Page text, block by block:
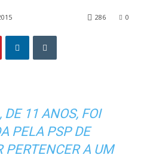
0
286
11 ANOS, FOI
PELA PSP DE
PERTENCER A UM